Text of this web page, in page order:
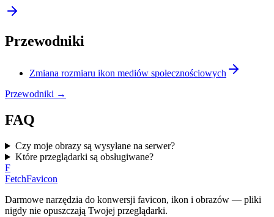
Przewodniki
Zmiana rozmiaru ikon mediów społecznościowych
Przewodniki →
FAQ
Czy moje obrazy są wysyłane na serwer?
Które przeglądarki są obsługiwane?
F
FetchFavicon
Darmowe narzędzia do konwersji favicon, ikon i obrazów — pliki
nigdy nie opuszczają Twojej przeglądarki.